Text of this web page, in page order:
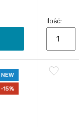
Ilość:
NEW
-15%